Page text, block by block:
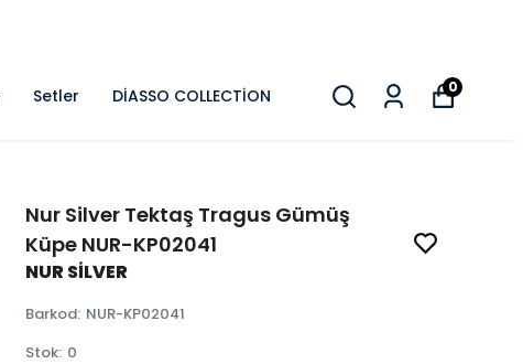
Setler DİASSO COLLECTİON 0
Nur Silver Tektaş Tragus Gümüş
Küpe NUR-KP02041
NUR SİLVER
Barkod: NUR-KP02041
Stok: 0